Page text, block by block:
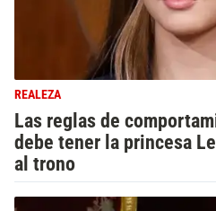
REALEZA
Las reglas de
debe tener la princesa
al trono